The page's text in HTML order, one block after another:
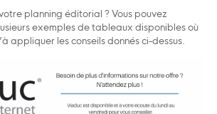
planning éditorial ? Vous pouvez
exemples de tableaux disponibles où
appliquer les conseils donnés ci-dessus.